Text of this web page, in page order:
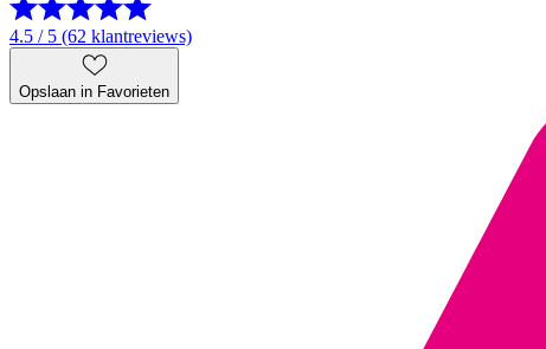
4.5 / 5 (62 klantreviews)
Opslaan in Favorieten